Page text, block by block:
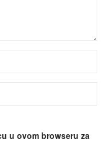
u ovom browseru za